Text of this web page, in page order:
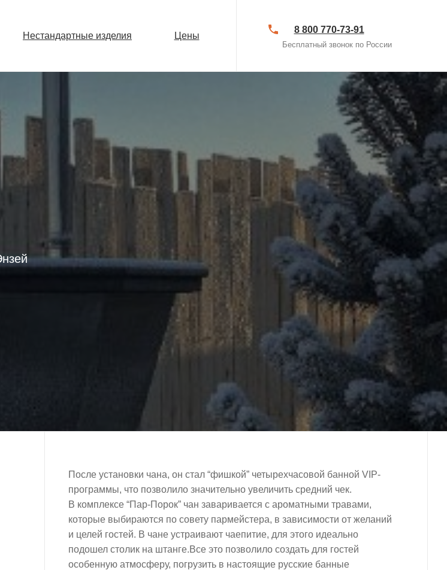
Нестандартные изделия Цены
8 800 770-73-91
Бесплатный звонок по России
После установки чана, он стал “фишкой” четырехчасовой банной VIP-
программы, что позволило значительно увеличить средний чек.
В комплексе “Пар-Порок” чан заваривается с ароматными травами,
которые выбираются по совету пармейстера, в зависимости от желаний
и целей гостей. В чане устраивают чаепитие, для этого идеально
подошел столик на штанге.Все это позволило создать для гостей
особенную атмосферу, погрузить в настоящие русские банные